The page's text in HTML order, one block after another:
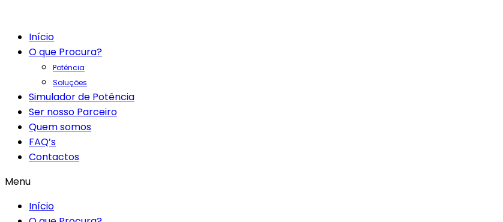
Início
O que Procura?
Potência
Soluções
Simulador de Potência
Ser nosso Parceiro
Quem somos
FAQ’s
Contactos
Menu
Início